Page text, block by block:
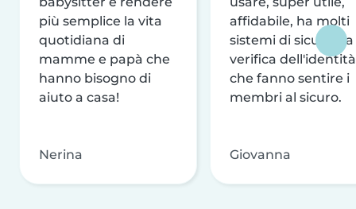
più semplice la vita
quotidiana di
mamme e papà che
hanno bisogno di
aiuto a casa!
Nerina
affidabile, ha molti
sistemi di sicurezza
verifica dell'identità
che fanno sentire i
membri al sicuro.
Giovanna